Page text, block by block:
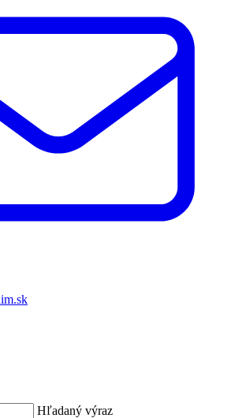
Hľadaný výraz